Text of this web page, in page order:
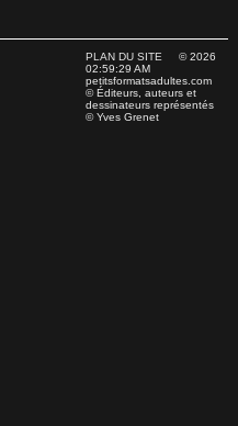
PLAN DU SITE © 2026
02:59:29 AM
petitsformatsadultes.com
© Éditeurs, auteurs et
dessinateurs représentés
© Yves Grenet